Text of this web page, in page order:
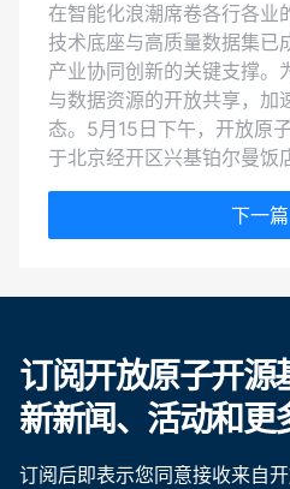
在智能化浪潮席卷各行各业
技术底座与高质量数据集已
产业协同创新的关键支撑。
与数据资源的开放共享，加
态。5月15日下午，开放原
于北京经开区兴基铂尔曼饭
下一篇
订阅开放原子开源
新新闻、活动和更
订阅后即表示您同意接收来自